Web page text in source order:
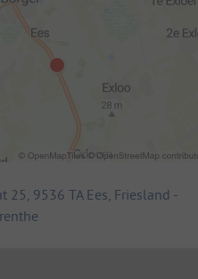
25, 9536 TA Ees, Friesland -